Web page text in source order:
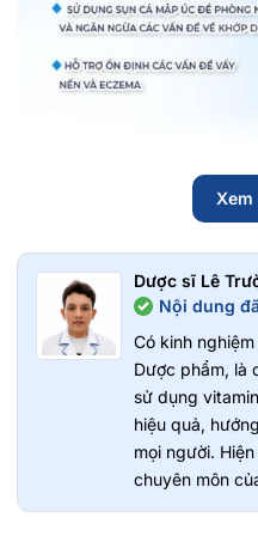
Công dụng nổi bật
Hỗ trợ tăng độ dẻo dai,
Giúp giảm các triệu
khớp.
Hỗ trợ phục hồi và bảo
Hỗ trợ quá trình tái tạo
động hoặc thoái hóa.
Hỗ trợ phòng ngừa các
Hỗ trợ cải thiện tình trạng
Tăng cường sức khỏe
Nuôi dưỡng giác mạc,
Xem
Dược sĩ Lê
Nội dung
Có kinh
Dược phẩm, là
sử dụng
hiệu quả,
mọi người.
chuyên môn